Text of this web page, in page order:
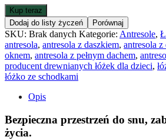
dachem
i
schodkami
-
101A
Kup teraz
Dodaj do listy życzeń
Porównaj
SKU: Brak danych Kategorie: Antresole,
antresola, antresola z daszkiem, antresola z
oknem, antresola z pełnym dachem,
producent drewnianych łóżek dla dzieci,
łóżko ze schodkami
Opis
Bezpieczna przestrzeń do snu,
życia.